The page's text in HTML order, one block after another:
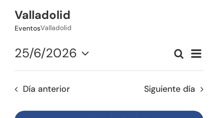
Adaptación a la LOPD
Blog
Tienda online
Valladolid
EventosValladolid
y
Buscar
vistas
de
Día
25/6/2026
Seleccionar
Día anterior Siguiente día